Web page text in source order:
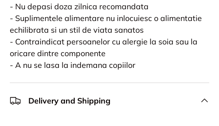
- Nu depasi doza zilnica recomandata
- Suplimentele alimentare nu inlocuiesc o alimentatie
echilibrata si un stil de viata sanatos
- Contraindicat persoanelor cu alergie la soia sau la
oricare dintre componente
- A nu se lasa la indemana copiilor
Delivery and Shipping